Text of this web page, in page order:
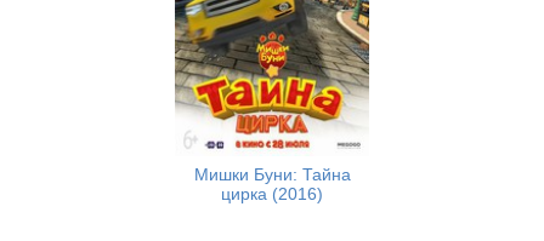
Мишки Буни: Тайна
цирка (2016)